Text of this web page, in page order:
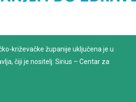
križevačke županije uključena je u
čiji je nositelj: Sirius – Centar za